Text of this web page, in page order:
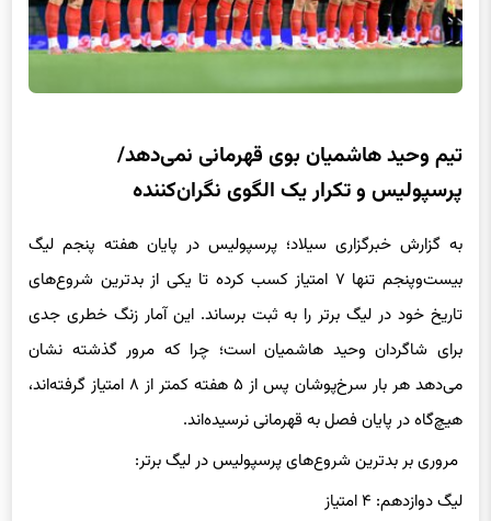
تیم وحید هاشمیان بوی قهرمانی نمی‌دهد/
پرسپولیس و تکرار یک الگوی نگران‌کننده
به گزارش خبرگزاری سیلاد؛ پرسپولیس در پایان هفته پنجم لیگ
بیست‌وپنجم تنها ۷ امتیاز کسب کرده تا یکی از بدترین شروع‌های
تاریخ خود در لیگ برتر را به ثبت برساند. این آمار زنگ خطری جدی
برای شاگردان وحید هاشمیان است؛ چرا که مرور گذشته نشان
می‌دهد هر بار سرخ‌پوشان پس از ۵ هفته کمتر از ۸ امتیاز گرفته‌اند،
هیچ‌گاه در پایان فصل به قهرمانی نرسیده‌اند.
مروری بر بدترین شروع‌های پرسپولیس در لیگ برتر:
لیگ دوازدهم: ۴ امتیاز